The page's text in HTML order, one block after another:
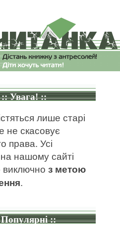
:: Увага! ::
лише старі
не скасовує
права. Усі
нашому сайті
виключноз метою
.
::